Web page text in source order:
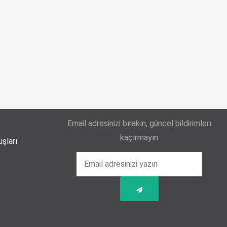
Kız çocuklarında idrar yolu enfeksiyonu riski
Email adresinizi bırakın, güncel bildirimlerı
kaçırmayın